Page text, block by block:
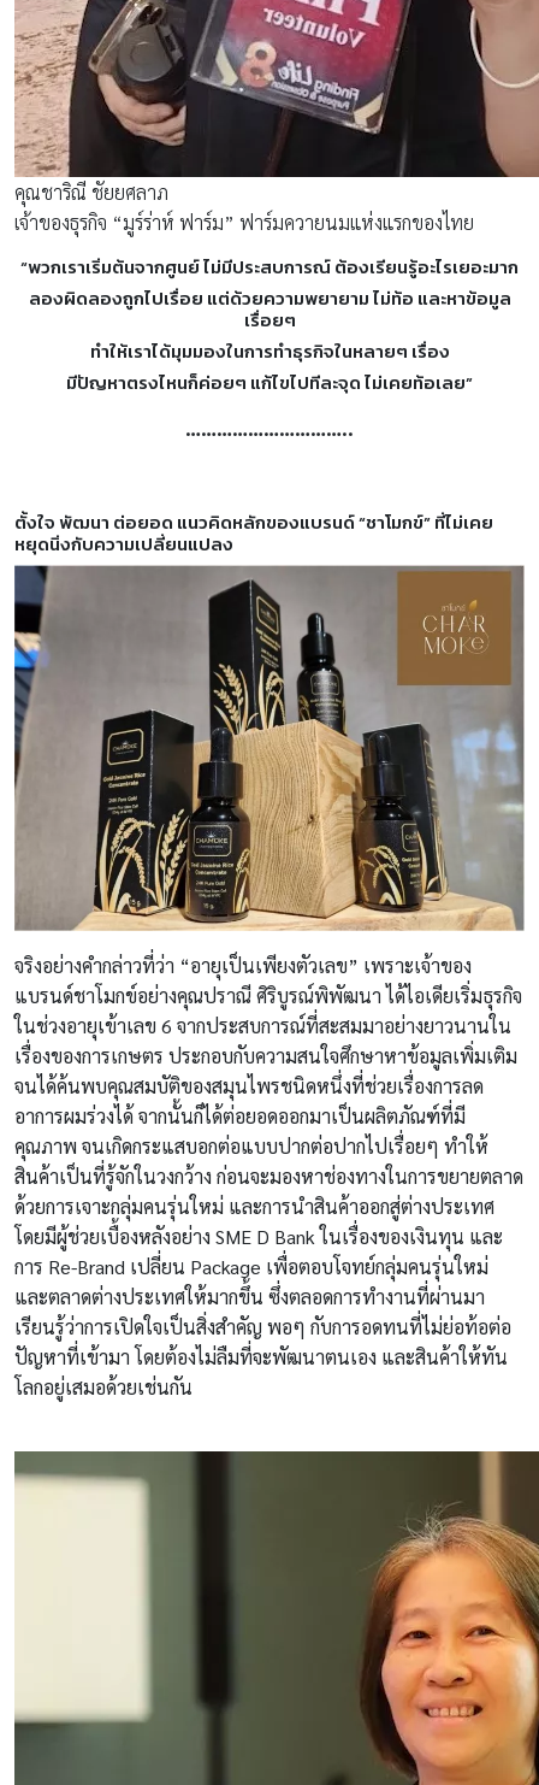
คุณชาริณี ชัยยศลาภ
เจ้าของธุรกิจ “มูร์ร่าห์ ฟาร์ม” ฟาร์มควายนมแห่งแรกของไทย
“พวกเราเริ่มต้นจากศูนย์ ไม่มีประสบการณ์ ต้องเรียนรู้อะไรเยอะมาก
ลองผิดลองถูกไปเรื่อย แต่ด้วยความพยายาม ไม่ท้อ และหาข้อมูล
เรื่อยๆ
ทำให้เราได้มุมมองในการทำธุรกิจในหลายๆ เรื่อง
มีปัญหาตรงไหนก็ค่อยๆ แก้ไขไปทีละจุด ไม่เคยท้อเลย”
…………………………..
ตั้งใจ พัฒนา ต่อยอด แนวคิดหลักของแบรนด์ “ชาโมกข์” ที่ไม่เคย
หยุดนิ่งกับความเปลี่ยนแปลง
จริงอย่างคำกล่าวที่ว่า “อายุเป็นเพียงตัวเลข” เพราะเจ้าของ
แบรนด์ชาโมกข์อย่างคุณปราณี ศิริบูรณ์พิพัฒนา ได้ไอเดียเริ่มธุรกิจ
ในช่วงอายุเข้าเลข 6 จากประสบการณ์ที่สะสมมาอย่างยาวนานใน
เรื่องของการเกษตร ประกอบกับความสนใจศึกษาหาข้อมูลเพิ่มเติม
จนได้ค้นพบคุณสมบัติของสมุนไพรชนิดหนึ่งที่ช่วยเรื่องการลด
อาการผมร่วงได้ จากนั้นก็ได้ต่อยอดออกมาเป็นผลิตภัณฑ์ที่มี
คุณภาพ จนเกิดกระแสบอกต่อแบบปากต่อปากไปเรื่อยๆ ทำให้
สินค้าเป็นที่รู้จักในวงกว้าง ก่อนจะมองหาช่องทางในการขยายตลาด
ด้วยการเจาะกลุ่มคนรุ่นใหม่ และการนำสินค้าออกสู่ต่างประเทศ
โดยมีผู้ช่วยเบื้องหลังอย่าง SME D Bank ในเรื่องของเงินทุน และ
การ Re-Brand เปลี่ยน Package เพื่อตอบโจทย์กลุ่มคนรุ่นใหม่
และตลาดต่างประเทศให้มากขึ้น ซึ่งตลอดการทำงานที่ผ่านมา
เรียนรู้ว่าการเปิดใจเป็นสิ่งสำคัญ พอๆ กับการอดทนที่ไม่ย่อท้อต่อ
ปัญหาที่เข้ามา โดยต้องไม่ลืมที่จะพัฒนาตนเอง และสินค้าให้ทัน
โลกอยู่เสมอด้วยเช่นกัน